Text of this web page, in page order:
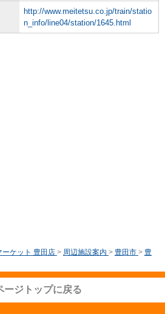
http://www.meitetsu.co.jp/train/statio
n_info/line04/station/1645.html
ーケット 豊田店 > 周辺施設案内 > 豊田市 > 豊
ージトップに戻る